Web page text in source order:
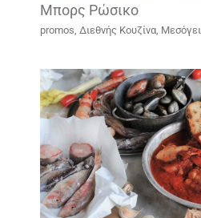
Μπορς Ρώσικο
promos, Διεθνής Κουζίνα,